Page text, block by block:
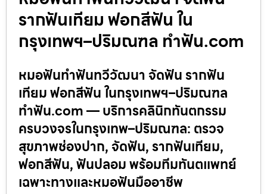
รากฟันเทียม ฟอกสีฟัน ใน
กรุงเทพฯ–ปริมณฑล ทำฟัน.com
หมอฟันทำฟันทวีวัฒนา จัดฟัน รากฟัน
เทียม ฟอกสีฟัน ในกรุงเทพฯ–ปริมณฑล
ทำฟัน.com — บริการคลินิกทันตกรรม
ครบวงจรในกรุงเทพ–ปริมณฑล: ตรวจ
สุขภาพช่องปาก, จัดฟัน, รากฟันเทียม,
ฟอกสีฟัน, ฟันปลอม พร้อมทีมทันตแพทย์
เฉพาะทางและหมอฟันมืออาชีพ